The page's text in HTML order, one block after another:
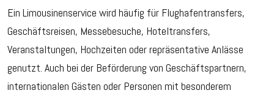
Ein Limousinenservice wird häufig für Flughafentransfers,
Geschäftsreisen, Messebesuche, Hoteltransfers,
Veranstaltungen, Hochzeiten oder repräsentative Anlässe
genutzt. Auch bei der Beförderung von Geschäftspartnern,
internationalen Gästen oder Personen mit besonderem